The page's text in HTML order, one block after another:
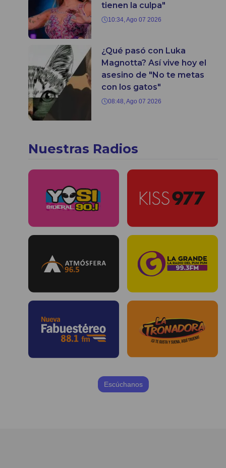
tienen la culpa"
10:34, Ago 07 2026
¿Qué pasó con Luka
Magnotta? Así vive hoy el
asesino de "No te metas
con los gatos"
08:48, Ago 07 2026
Nuestras Radios
Escúchanos